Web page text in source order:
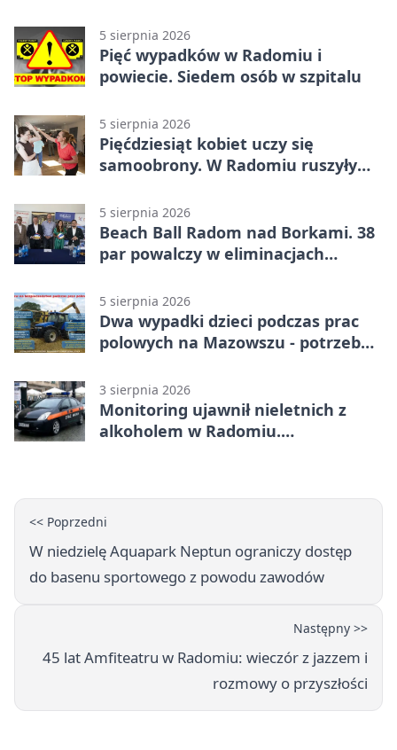
5 sierpnia 2026
Pięć wypadków w Radomiu i
powiecie. Siedem osób w szpitalu
5 sierpnia 2026
Pięćdziesiąt kobiet uczy się
samoobrony. W Radomiu ruszyły
5 sierpnia 2026
Beach Ball Radom nad Borkami. 38
par powalczy w eliminacjach
5 sierpnia 2026
Dwa wypadki dzieci podczas prac
polowych na Mazowszu - potrzebna
3 sierpnia 2026
Monitoring ujawnił nieletnich z
alkoholem w Radomiu.
<< Poprzedni
W niedzielę Aquapark Neptun ograniczy dostęp
do basenu sportowego z powodu zawodów
Następny >>
45 lat Amfiteatru w Radomiu: wieczór z jazzem i
rozmowy o przyszłości